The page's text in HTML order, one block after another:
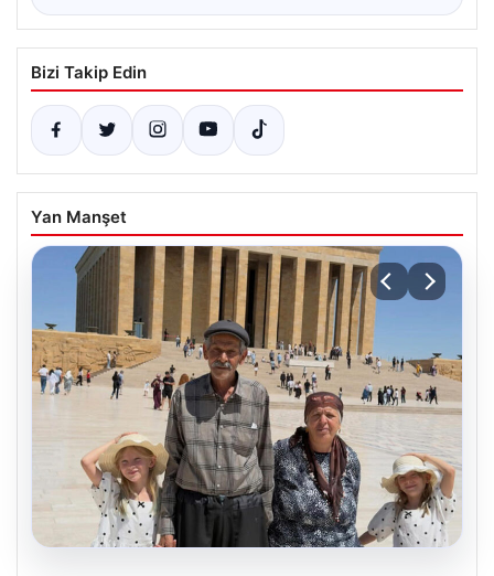
Bizi Takip Edin
Yan Manşet